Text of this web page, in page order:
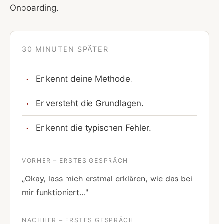
Onboarding.
30 MINUTEN SPÄTER:
Er kennt deine Methode.
Er versteht die Grundlagen.
Er kennt die typischen Fehler.
VORHER – ERSTES GESPRÄCH
„Okay, lass mich erstmal erklären, wie das bei
mir funktioniert…"
NACHHER – ERSTES GESPRÄCH